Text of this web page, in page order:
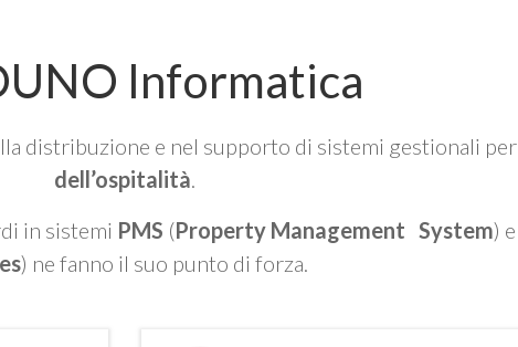
Informatica
distribuzione e nel supporto di sistemi gestionali per
dell’ospitalità
in sistemi PMS (Property Management System) e
) ne fanno il suo punto di forza.